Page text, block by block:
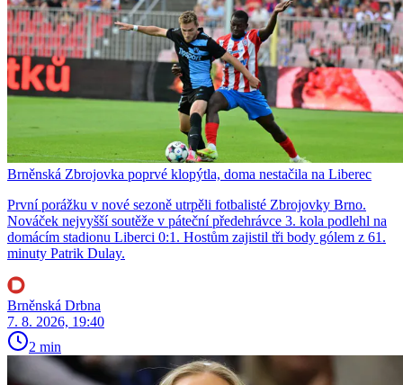
Brněnská Zbrojovka poprvé klopýtla, doma nestačila na Liberec
První porážku v nové sezoně utrpěli fotbalisté Zbrojovky Brno.
Nováček nejvyšší soutěže v páteční předehrávce 3. kola podlehl na
domácím stadionu Liberci 0:1. Hostům zajistil tři body gólem z 61.
minuty Patrik Dulay.
Brněnská Drbna
7. 8. 2026, 19:40
2 min